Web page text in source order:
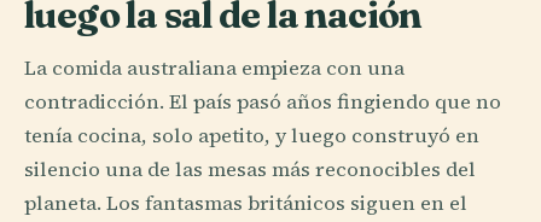
luego la sal de la nación
La comida australiana empieza con una
contradicción. El país pasó años fingiendo que no
tenía cocina, solo apetito, y luego construyó en
silencio una de las mesas más reconocibles del
planeta. Los fantasmas británicos siguen en el